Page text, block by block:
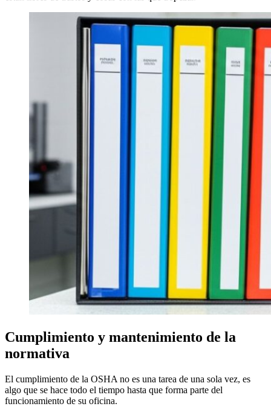
Cumplimiento y mantenimiento de la
normativa
El cumplimiento de la OSHA no es una tarea de una sola vez, es
algo que se hace todo el tiempo hasta que forma parte del
funcionamiento de su oficina.